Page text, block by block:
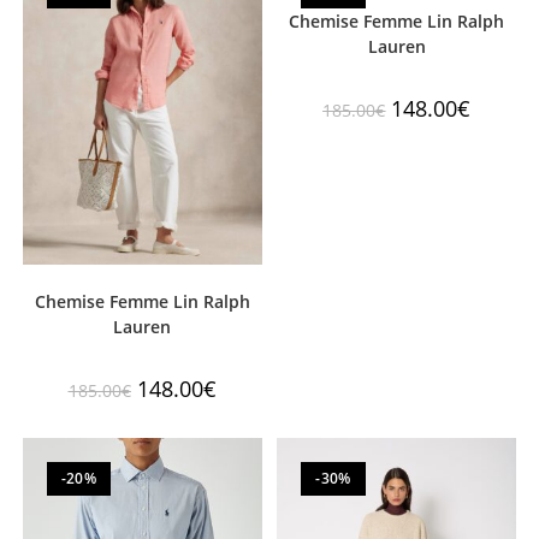
Chemise Femme Lin Ralph
Lauren
185.00€ 148.00€
Chemise Femme Lin Ralph
Lauren
185.00€ 148.00€
-20% -30%